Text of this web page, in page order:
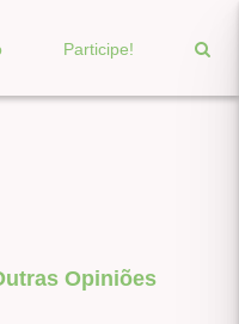
Participe!
Opiniões